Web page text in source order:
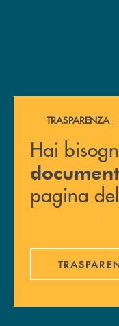
Hai bisogno di
TRASPARENZA
Hai
pagina